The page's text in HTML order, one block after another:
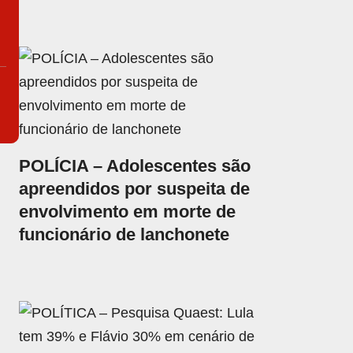
POLÍCIA – Adolescentes são
apreendidos por suspeita de
envolvimento em morte de
funcionário de lanchonete